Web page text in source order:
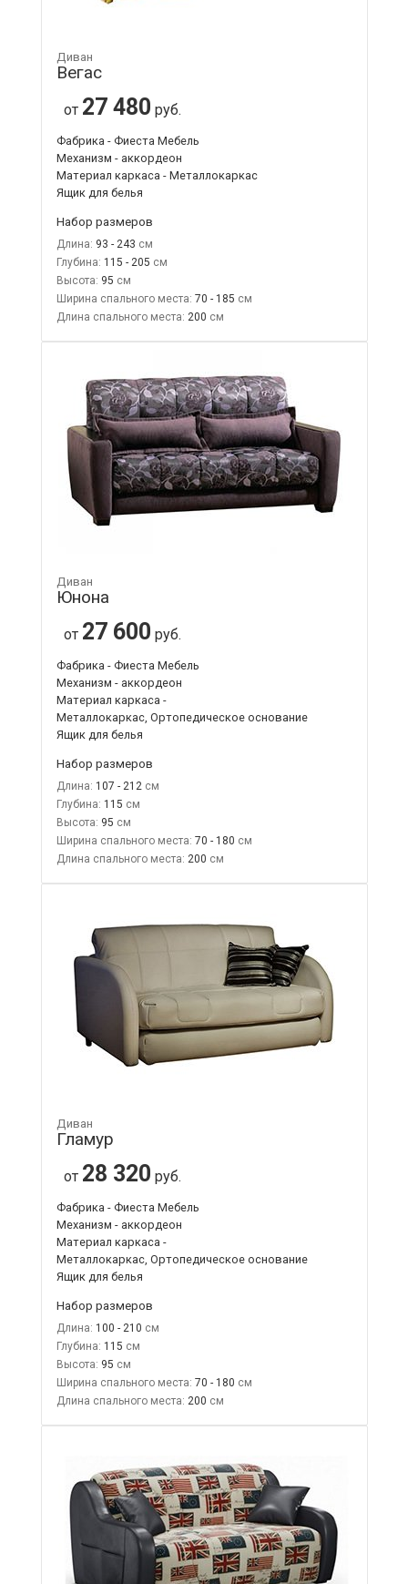
Диван
Вегас
от 27 480 руб.
Фабрика - Фиеста Мебель
Механизм - аккордеон
Материал каркаса - Металлокаркас
Ящик для белья
Набор размеров
Длина: 93 - 243
Глубина: 115 - 205
Высота: 95
Ширина спального места: 70 - 185
Длина спального места: 200
Диван
Юнона
от 27 600 руб.
Фабрика - Фиеста Мебель
Механизм - аккордеон
Материал каркаса -
Металлокаркас, Ортопедическое основание
Ящик для белья
Набор размеров
Длина: 107 - 212
Глубина: 115
Высота: 95
Ширина спального места: 70 - 180
Длина спального места: 200
Диван
Гламур
от 28 320 руб.
Фабрика - Фиеста Мебель
Механизм - аккордеон
Материал каркаса -
Металлокаркас, Ортопедическое основание
Ящик для белья
Набор размеров
Длина: 100 - 210
Глубина: 115
Высота: 95
Ширина спального места: 70 - 180
Длина спального места: 200